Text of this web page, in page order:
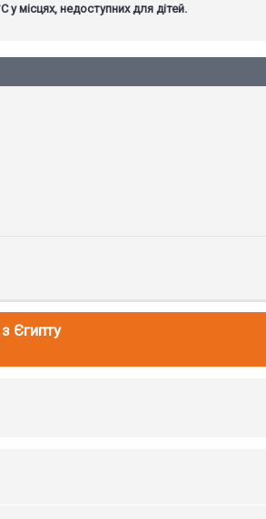
у місцях, недоступних для дітей.
Єгипту